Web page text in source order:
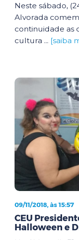
Neste sábado,
Alvorada
continuidade as
cultura ... [saiba
09/11/2018, às 15:57
CEU
Halloween e